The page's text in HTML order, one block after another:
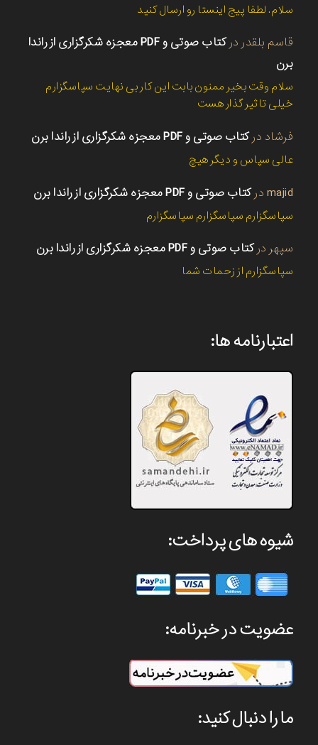
سلام. لطفا پیج اینستا رو ارسال کنید
قاسم بلقدر در
کتاب صوتی و PDF معجزه شکرگزاری از راندا
برن
سلام وقت بخیر ممنون بابت این کار بی نهایت سپاسگزارم
خیلی تاثیر گذار هست
فرشاد درکتاب صوتی و PDF معجزه شکرگزاری از راندا برن
عالی سپاس و دیگر هیچ
majid درکتاب صوتی و PDF معجزه شکرگزاری از راندا برن
سپاسگزارم سپاسگزارم سپاسگزارم
سپهر درکتاب صوتی و PDF معجزه شکرگزاری از راندا برن
سپاسگزارم از زحمات شما
اعتبارنامه ها:
شیوه های پرداخت:
عضویت در خبرنامه:
ما را دنبال کنید: